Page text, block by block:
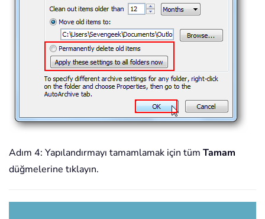
Adım 4: Yapılandırmayı tamamlamak için tüm Tamam
düğmelerine tıklayın.